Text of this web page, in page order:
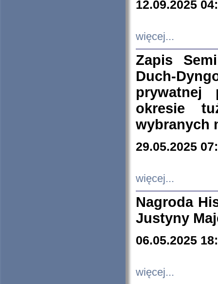
12.09.2025
więcej...
Zapis
Duch-
prywatnej
okresie
wybranych
29.05.2025
więcej...
Nagroda
Justyny
06.05.2025
więcej...